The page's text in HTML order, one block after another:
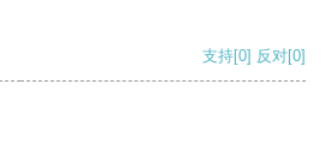
支持[0] 反对[0]